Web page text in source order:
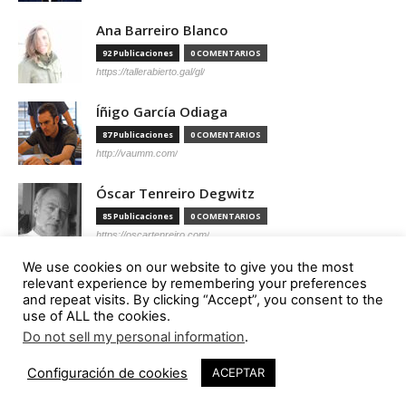
Ana Barreiro Blanco
92 Publicaciones 0 COMENTARIOS
https://tallerabierto.gal/gl/
Íñigo García Odiaga
87 Publicaciones 0 COMENTARIOS
http://vaumm.com/
Óscar Tenreiro Degwitz
85 Publicaciones 0 COMENTARIOS
https://oscartenreiro.com/
Antonio S. Río Vázquez
57 Publicaciones 0 COMENTARIOS
https://asrv.es/
Marcelo Gardinetti
56 Publicaciones 0 COMENTARIOS
We use cookies on our website to give you the most
relevant experience by remembering your preferences
and repeat visits. By clicking “Accept”, you consent to the
use of ALL the cookies.
Do not sell my personal information.
Configuración de cookies ACEPTAR